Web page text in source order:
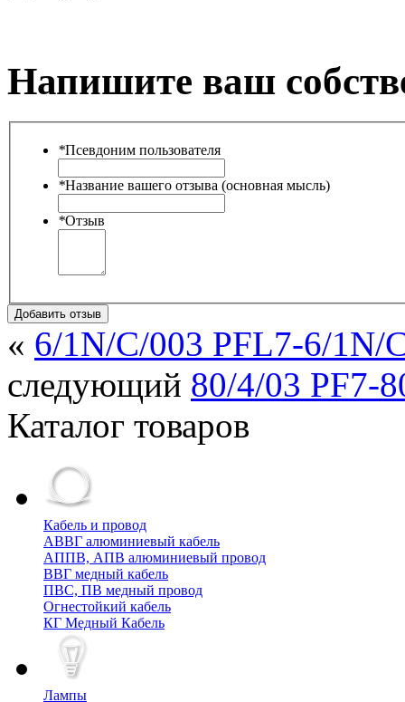
Напишите ваш
*Псевдоним пользователя
*Название вашего отзыва (основная мысль)
*Отзыв
Добавить отзыв
« 6/1N/C/003 PFL7-6/1N/
следующий 80/4/03 PF7-
Каталог товаров
Кабель и провод
АВВГ алюминиевый кабель
АППВ, АПВ алюминиевый провод
ВВГ медный кабель
ПВС, ПВ медный провод
Огнестойкий кабель
КГ Медный Кабель
Лампы